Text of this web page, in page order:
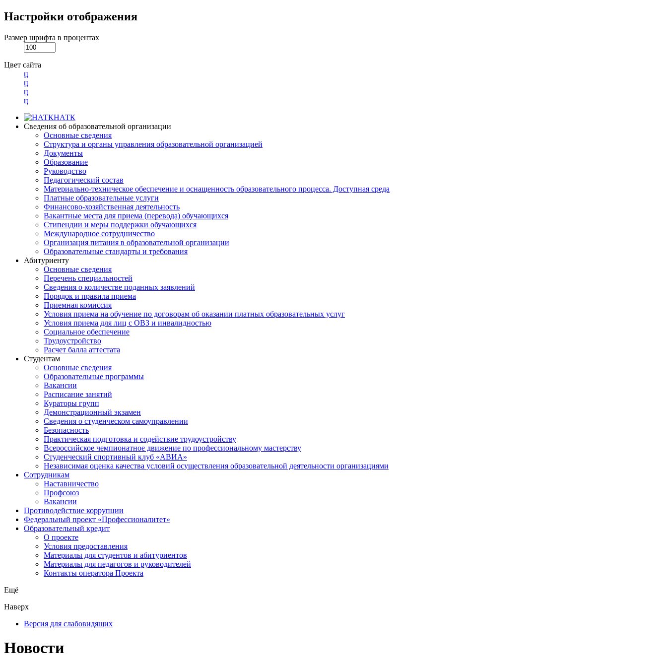
Настройки отображения
Размер шрифта в процентах
Цвет сайта
ц
ц
ц
ц
НАТК
Сведения об образовательной организации
Основные сведения
Структура и органы управления образовательной организацией
Документы
Образование
Руководство
Педагогический состав
Материально-техническое обеспечение и оснащенность образовательного процесса. Доступная среда
Платные образовательные услуги
Финансово-хозяйственная деятельность
Вакантные места для приема (перевода) обучающихся
Стипендии и меры поддержки обучающихся
Международное сотрудничество
Организация питания в образовательной организации
Образовательные стандарты и требования
Абитуриенту
Основные сведения
Перечень специальностей
Cведения о количестве поданных заявлений
Порядок и правила приема
Приемная комиссия
Условия приема на обучение по договорам об оказании платных образовательных услуг
Условия приема для лиц с ОВЗ и инвалидностью
Социальное обеспечение
Трудоустройство
Расчет балла аттестата
Студентам
Основные сведения
Образовательные программы
Вакансии
Расписание занятий
Кураторы групп
Демонстрационный экзамен
Сведения о студенческом самоуправлении
Безопасность
Практическая подготовка и содействие трудоустройству
Всероссийское чемпионатное движение по профессиональному мастерству
Студенческий спортивный клуб «АВИА»
Независимая оценка качества условий осуществления образовательной деятельности организациями
Сотрудникам
Наставничество
Профсоюз
Вакансии
Противодействие коррупции
Федеральный проект «Профессионалитет»
Образовательный кредит
О проекте
Условия предоставления
Материалы для студентов и абитуриентов
Материалы для педагогов и руководителей
Контакты оператора Проекта
Ещё
Наверх
Версия для слабовидящих
Новости